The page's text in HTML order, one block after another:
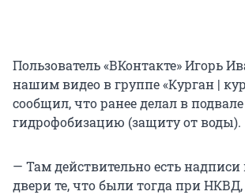
Пользователь «ВКонтакте» Игорь
нашим видео в группе «Курган |
сообщил, что ранее делал в
гидрофобизацию (защиту от воды).
— Там действительно есть надписи
двери те, что были тогда при